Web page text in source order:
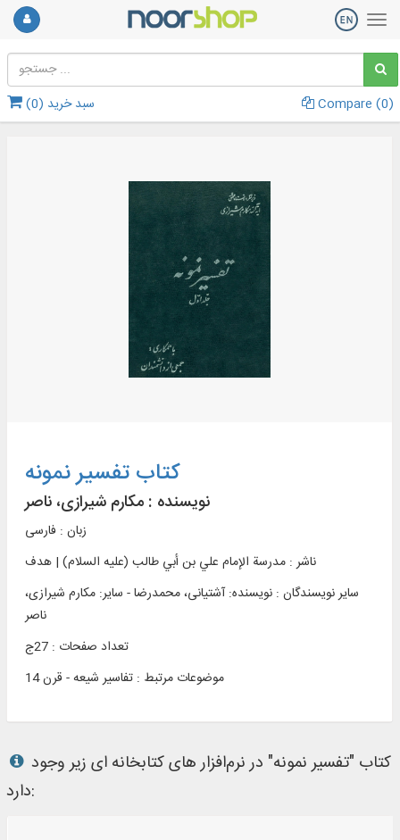
سبد خرید (0
) Compare (0)
کتاب تفسیر نمونه
نویسنده : مکارم شیرازی، ناصر
زبان : فارسی
ناشر : مدرسة الإمام علي بن أبي طالب (علیه السلام) | هدف
سایر نویسندگان : نویسنده: آشتیانی، محمدرضا - سایر: مکارم شیرازی،
ناصر
تعداد صفحات : 27ج
موضوعات مرتبط : تفاسیر شیعه - قرن 14
کتاب "تفسیر نمونه" در نرم‌افزار های کتابخانه ای زیر وجود
دارد: